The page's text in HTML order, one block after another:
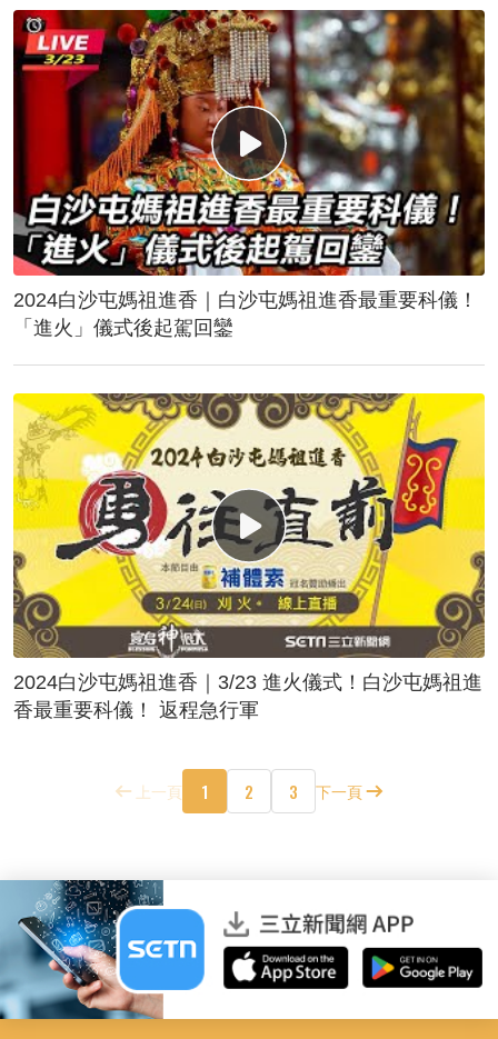
2024白沙屯媽祖進香｜白沙屯媽祖進香最重要科儀！
「進火」儀式後起駕回鑾
2024白沙屯媽祖進香｜3/23 進火儀式！白沙屯媽祖進
香最重要科儀！ 返程急行軍
上一頁 1 2 3 下一頁